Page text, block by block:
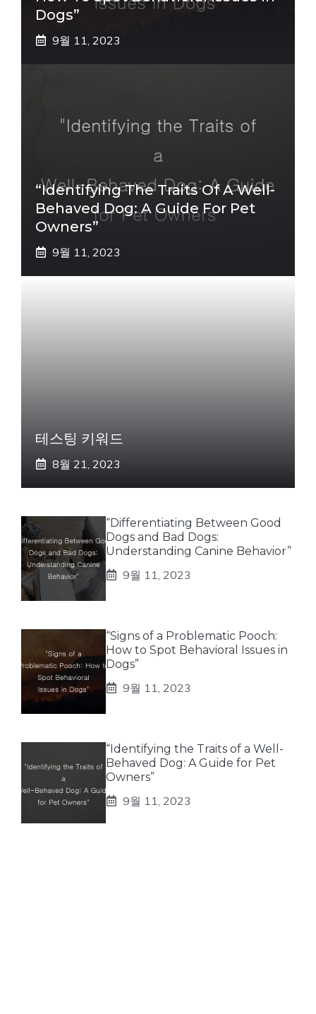
Dogs”
9월 11, 2023
“Identifying The Traits Of A Well-
Behaved Dog: A Guide For Pet
Owners”
9월 11, 2023
테스팅 키워드
8월 21, 2023
“Differentiating Between Good
Dogs and Bad Dogs:
Understanding Canine Behavior”
9월 11, 2023
“Signs of a Problematic Pooch:
How to Spot Behavioral Issues in
Dogs”
9월 11, 2023
“Identifying the Traits of a Well-
Behaved Dog: A Guide for Pet
Owners”
9월 11, 2023